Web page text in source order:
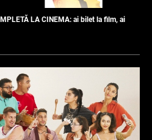
LA CINEMA: ai bilet la film, ai